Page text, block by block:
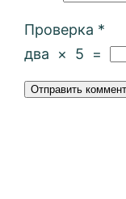
Проверка *
два
× 5 =